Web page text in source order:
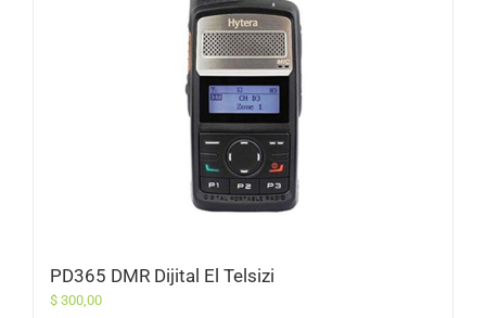
PD365 DMR Dijital El Telsizi
$ 300,00